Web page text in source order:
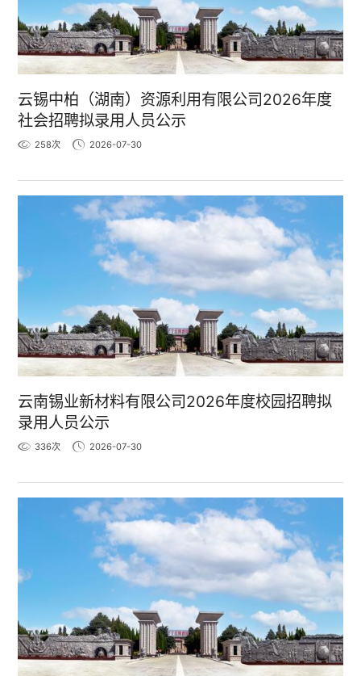
云锡中柏（湖南）资源利用有限公司2026年度
社会招聘拟录用人员公示
258次 2026-07-30
云南锡业新材料有限公司2026年度校园招聘拟
录用人员公示
336次 2026-07-30